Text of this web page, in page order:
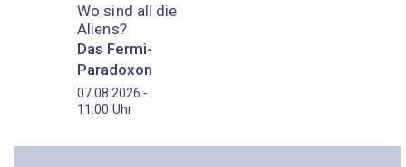
Wo sind all die
Aliens?
Das Fermi-
Paradoxon
07.08.2026 -
11:00 Uhr